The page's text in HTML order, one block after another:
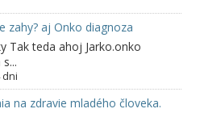
zahy? aj Onko diagnoza
Tak teda ahoj Jarko.onko
na zdravie mladého človeka.